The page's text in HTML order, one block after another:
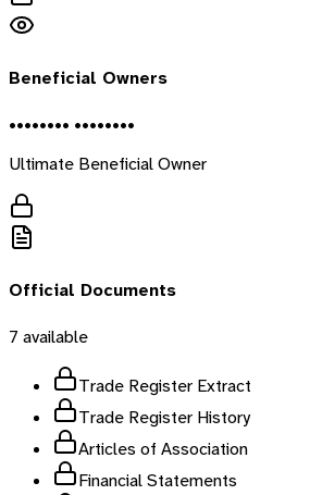
Beneficial Owners
•••••••• ••••••••
Ultimate Beneficial Owner
Official Documents
7 available
Trade Register Extract
Trade Register History
Articles of Association
Financial Statements